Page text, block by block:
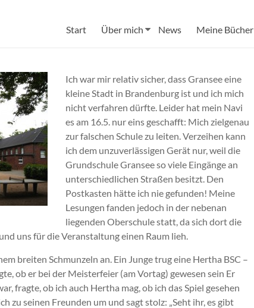
Start Über mich News Meine Bücher
Ich war mir relativ sicher, dass Gransee eine
kleine Stadt in Brandenburg ist und ich mich
nicht verfahren dürfte. Leider hat mein Navi
es am 16.5. nur eins geschafft: Mich zielgenau
zur falschen Schule zu leiten. Verzeihen kann
ich dem unzuverlässigen Gerät nur, weil die
Grundschule Gransee so viele Eingänge an
unterschiedlichen Straßen besitzt. Den
Postkasten hätte ich nie gefunden! Meine
Lesungen fanden jedoch in der nebenan
liegenden Oberschule statt, da sich dort die
uns für die Veranstaltung einen Raum lieh.
breiten Schmunzeln an. Ein Junge trug eine Hertha BSC –
ob er bei der Meisterfeier (am Vortag) gewesen sein Er
fragte, ob ich auch Hertha mag, ob ich das Spiel gesehen
zu seinen Freunden um und sagt stolz: „Seht ihr, es gibt